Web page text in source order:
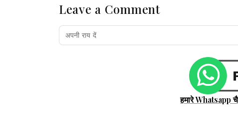
Leave a Comment
हमारे